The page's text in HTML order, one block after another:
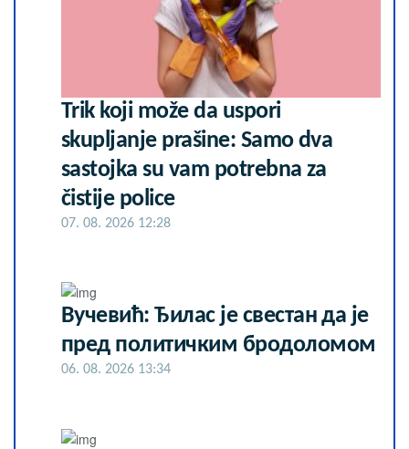
Trik koji može da uspori
skupljanje prašine: Samo dva
sastojka su vam potrebna za
čistije police
07. 08. 2026 12:28
Вучевић: Ђилас је свестан да је
пред политичким бродоломом
06. 08. 2026 13:34